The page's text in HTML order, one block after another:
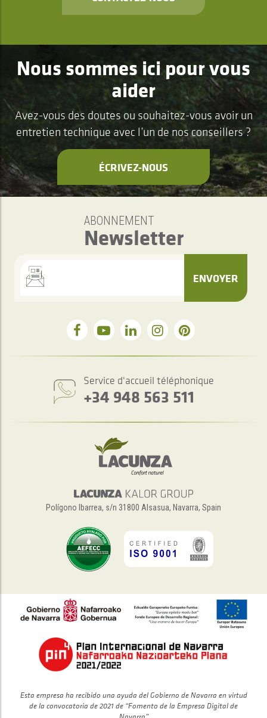
Nous sommes ici pour vous
aider
Avez-vous des doutes ou souhaitez-vous avoir un
entretien technique avec l’un de nos conseillers ?
ÉCRIVEZ-NOUS
ABONNEMENT
Newsletter
ENVOYER
Service d'accueil téléphonique
+34 948 563 511
Polígono Ibarrea, s/n 31800 Alsasua, Navarra, Spain
Esta empresa ha recibido una ayuda del Gobierno de Navarra en virtud
de la convocatoria de 2021 de “Fomento de la Empresa Digital de